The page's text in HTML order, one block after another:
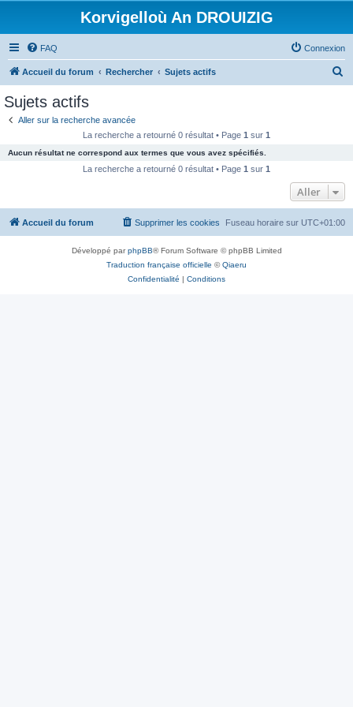
Korvigelloù An DROUIZIG
FAQ Connexion
Accueil du forum Rechercher Sujets actifs
c
e
Sujets actifs
Aller sur la recherche avancée
La recherche a retourné 0 résultat • Page 1 sur 1
Aucun résultat ne correspond aux termes que vous avez spécifiés.
La recherche a retourné 0 résultat • Page 1 sur 1
Aller
Accueil du forum Fuseau horaire sur UTC+01:00
Supprimer les cookies
Développé parphpBB® Forum Software © phpBB Limited
Traduction française officielle ©Qiaeru
Confidentialité | Conditions